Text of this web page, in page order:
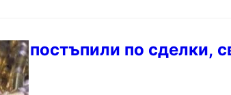
постъпили по сделки,